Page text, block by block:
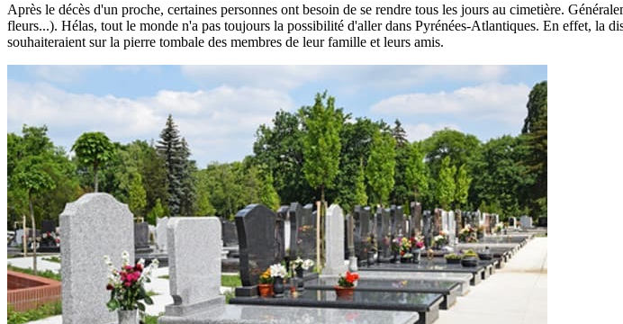
Après le décès d'un proche, certaines personnes ont besoin de se rendre tous les jours au cimetière.
fleurs...). Hélas, tout le monde n'a pas toujours la possibilité d'aller dans Pyrénées-Atlantiques. En effet, la
souhaiteraient sur la pierre tombale des membres de leur famille et leurs amis.